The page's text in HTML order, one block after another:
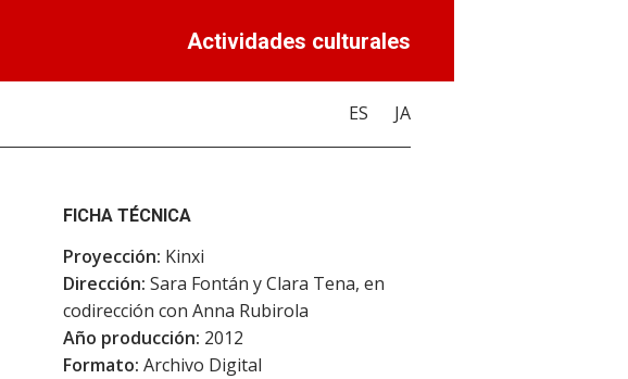
Actividades culturales
ES JA
FICHA TÉCNICA
Proyección: Kinxi
Dirección: Sara Fontán y Clara Tena, en
codirección con Anna Rubirola
Año producción: 2012
Formato: Archivo Digital